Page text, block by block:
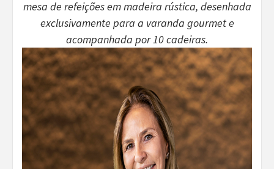
mesa de refeições em madeira rústica, desenhada
exclusivamente para a varanda gourmet e
acompanhada por 10 cadeiras.